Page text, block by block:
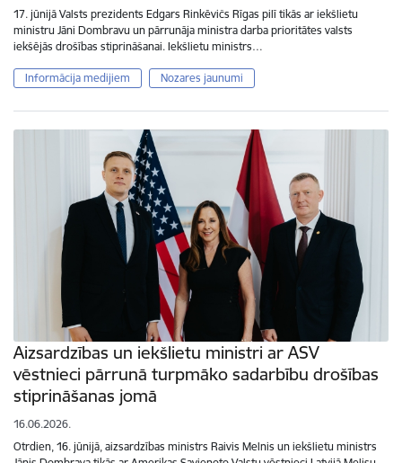
17. jūnijā Valsts prezidents Edgars Rinkēvičs Rīgas pilī tikās ar iekšlietu
ministru Jāni Dombravu un pārrunāja ministra darba prioritātes valsts
iekšējās drošības stiprināšanai. Iekšlietu ministrs…
Informācija medijiem Nozares jaunumi
Aizsardzības un iekšlietu ministri ar ASV
vēstnieci pārrunā turpmāko sadarbību drošības
stiprināšanas jomā
16.06.2026.
Otrdien, 16. jūnijā, aizsardzības ministrs Raivis Melnis un iekšlietu ministrs